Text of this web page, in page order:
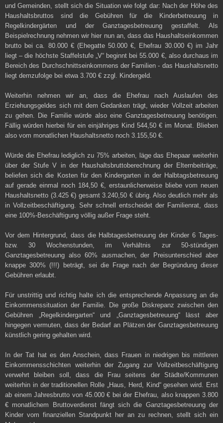
und Gemeinden, stellt sich die Situation wie folgt dar: Nach der Höhe des
Haushaltsbruttos sind die Gebühren für die Kinderbetreuung in
Regelkindergärten und der Ganztagesbetreuung gestaffelt. Als
Beispielrechnung nehmen wir hier nun an, dass das Haushaltseinkommen
brutto bei ca. 80.000 € (Ehegatte 50.000 €, Ehefrau 30.000 €) im Jahr
liegt – die höchste Staffelstufe „V“ beginnt bei 55.000 €, also durchaus im
Bereich des Durchschnittseinkommens der Familien - das Haushaltsnetto
liegt demzufolge bei etwa 3.700 € zzgl. Kindergeld.
Weiterhin nehmen wir an, dass die Ehefrau nach Auslaufen des
Erziehungsgeldes sich mit dem Gedanken trägt, wieder Vollzeit arbeiten
zu gehen. Die Familie würde also eine Ganztagesbetreuung benötigen.
Fällig würden hierbei für ein einjähriges Kind 544,50 € im Monat. Blieben
also vom monatlichen Haushaltsnetto noch 3.155,50 €.
Würde die Ehefrau lediglich zu 75% arbeiten, läge das Ehepaar weiterhin
über der Stufe V in der Haushaltsbruttoberechnung der Elternbeiträge,
beliefen sich die Kosten für den Kindergarten in der Halbtagsbetreuung
auf gerade einmal noch 184,50 €, erstaunlicherweise bliebe vom neuen
Haushaltsnetto (3.425 €) gesamt 3.240,50 € übrig. Also deutlich mehr als
in Vollzeitbeschäftigung. Sehr schnell entscheidet der Familienrat, dass
eine 100%-Beschäftigung völlig außer Frage steht.
Vor dem Hintergrund, dass die Halbtagesbetreuung der Kinder 6 Tages-
bzw. 30 Wochenstunden, im Verhältnis zur 50-stündigen
Ganztagesbetreuung also 60% ausmachen, der Preisunterschied aber
knappe 300% (!!!) beträgt, sei die Frage nach der Begründung dieser
Gebühren erlaubt.
Für unstrittig und richtig halte ich die entsprechende Anpassung an die
Einkommenssituation der Familie. Die große Diskrepanz zwischen den
Gebühren „Regelkindergarten“ und „Ganztagesbetreuung“ lässt aber
hingegen vermuten, dass der Bedarf an Plätzen der Ganztagesbetreuung
künstlich gering gehalten wird.
In der Tat hat es den Anschein, dass Frauen in niedrigen bis mittleren
Einkommensschichten weiterhin der Zugang zur Vollzeitbeschäftigung
verwehrt bleiben soll, dass die Frau seitens der Städte/Kommunen
weiterhin in der traditionellen Rolle „Haus, Herd, Kind“ gesehen wird. Erst
ab einem Jahresbrutto von 45.000 € bei der Ehefrau, also knappen 3.800
€ monatlichem Bruttoverdienst fängt sich die Ganztagesbetreuung der
Kinder vom finanziellen Standpunkt her an zu rechnen, stellt sich ein